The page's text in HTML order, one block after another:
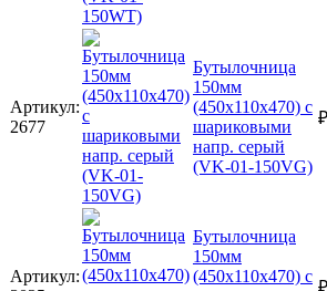
Артикул:
2677
Бутылочница
150мм
(450х110х470) с
шариковыми
напр. серый
(VK-01-150VG)
₽
Артикул:
Бутылочница
150мм
(450х110х470) с
₽